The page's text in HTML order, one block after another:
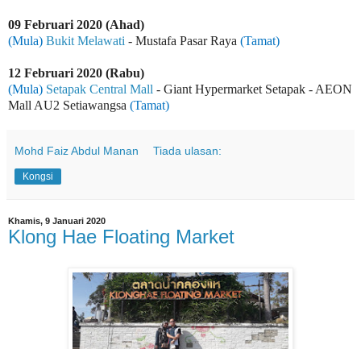
09 Februari 2020 (Ahad)
(Mula) Bukit Melawati - Mustafa Pasar Raya (Tamat)
12 Februari 2020 (Rabu)
(Mula) Setapak Central Mall - Giant Hypermarket Setapak - AEON
Mall AU2 Setiawangsa (Tamat)
Mohd Faiz Abdul Manan Tiada ulasan:
Kongsi
Khamis, 9 Januari 2020
Klong Hae Floating Market